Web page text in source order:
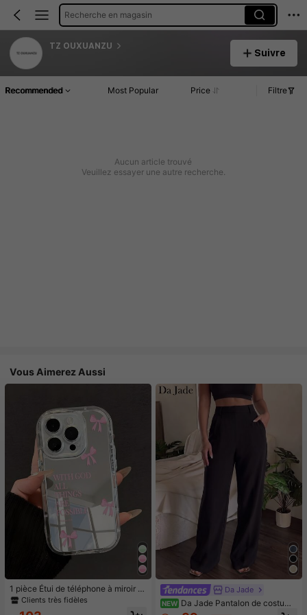
Recherche en magasin
TZ OUXUANZU
Suivre
Recommended Most Popular Price Filtre
Aucun article trouvé
Veuillez essayer une autre recherche.
Vous Aimerez Aussi
1 pièce Étui de téléphone à miroir ro
se minimaliste, style fille avec motif
Clients très fidèles
Da Jade
NEW Da Jade Pantalon de costume
élégant pour femme multicolore à t